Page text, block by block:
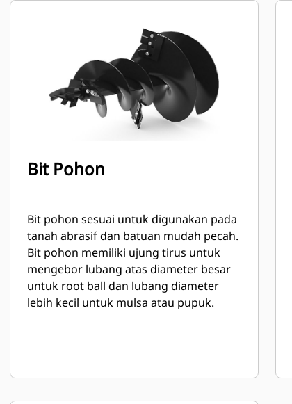
Bit Pohon
Bit pohon sesuai untuk digunakan pada
tanah abrasif dan batuan mudah pecah.
Bit pohon memiliki ujung tirus untuk
mengebor lubang atas diameter besar
untuk root ball dan lubang diameter
lebih kecil untuk mulsa atau pupuk.